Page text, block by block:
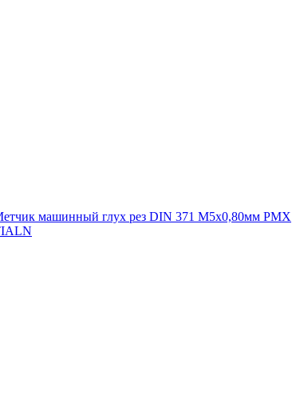
машинный глух рез DIN 371 М5х0,80мм PMX